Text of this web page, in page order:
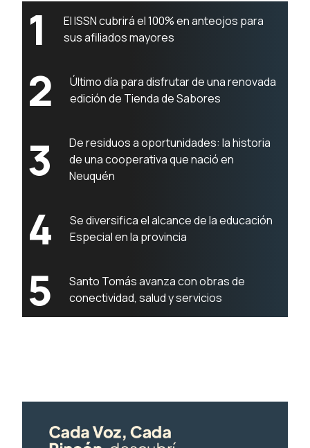
1
El ISSN cubrirá el 100% en anteojos para
sus afiliados mayores
2
Último día para disfrutar de una renovada
edición de Tienda de Sabores
3
De residuos a oportunidades: la historia
de una cooperativa que nació en
Neuquén
4
Se diversifica el alcance de la educación
Especial en la provincia
5
Santo Tomás avanza con obras de
conectividad, salud y servicios